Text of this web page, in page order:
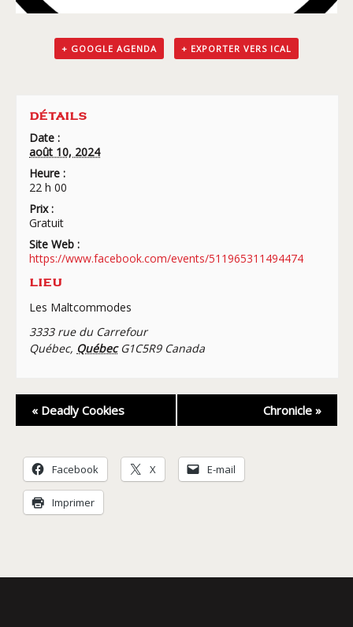
+ GOOGLE AGENDA + EXPORTER VERS ICAL
DÉTAILS
Date :
août 10, 2024
Heure :
22 h 00
Prix :
Gratuit
Site Web :
https://www.facebook.com/events/511965311494474
LIEU
Les Maltcommodes
3333 rue du Carrefour
Québec, Québec G1C5R9 Canada
Navigation
Évènement
« Deadly Cookies Chronicle »
Facebook X E-mail
Imprimer